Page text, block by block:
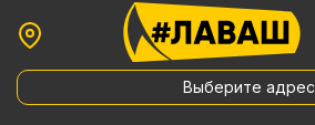
Выберите адрес